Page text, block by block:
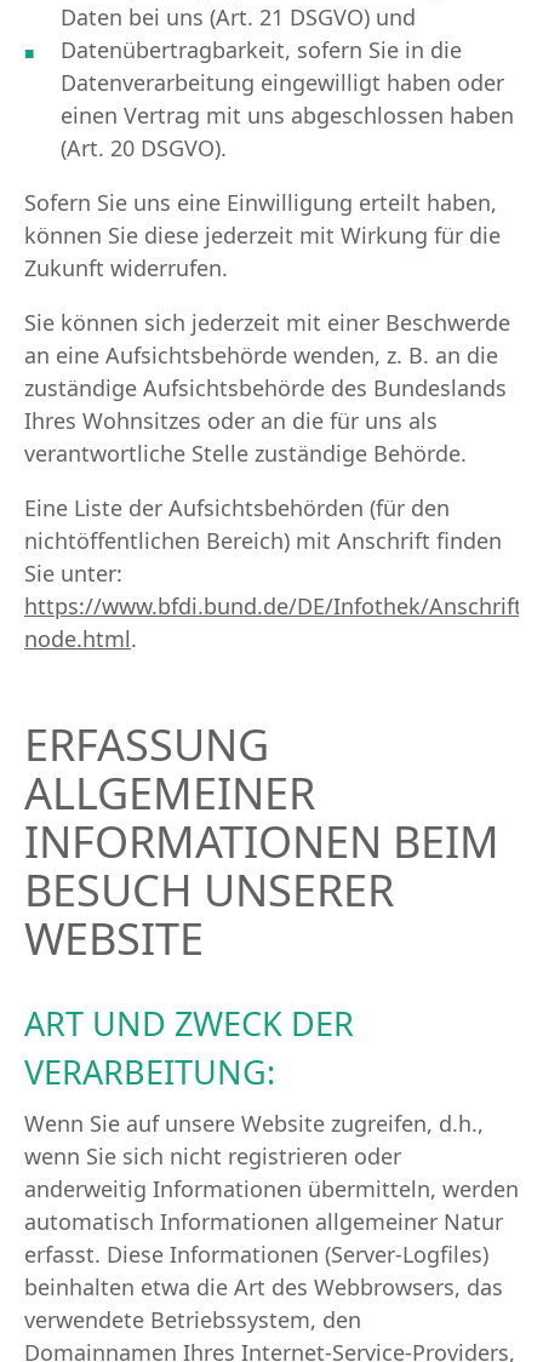
Daten bei uns (Art. 21 DSGVO) und
Datenübertragbarkeit, sofern Sie in die
Datenverarbeitung eingewilligt haben oder
einen Vertrag mit uns abgeschlossen haben
(Art. 20 DSGVO).
Sofern Sie uns eine Einwilligung erteilt haben,
können Sie diese jederzeit mit Wirkung für die
Zukunft widerrufen.
Sie können sich jederzeit mit einer Beschwerde
an eine Aufsichtsbehörde wenden, z. B. an die
zuständige Aufsichtsbehörde des Bundeslands
Ihres Wohnsitzes oder an die für uns als
verantwortliche Stelle zuständige Behörde.
Eine Liste der Aufsichtsbehörden (für den
nichtöffentlichen Bereich) mit Anschrift finden
Sie unter:
https://www.bfdi.bund.de/DE/Infothek/
node.html.
ERFASSUNG
ALLGEMEINER
INFORMATIONEN BEIM
BESUCH UNSERER
WEBSITE
ART UND ZWECK DER
VERARBEITUNG:
Wenn Sie auf unsere Website zugreifen, d.h.,
wenn Sie sich nicht registrieren oder
anderweitig Informationen übermitteln, werden
automatisch Informationen allgemeiner Natur
erfasst. Diese Informationen (Server-Logfiles)
beinhalten etwa die Art des Webbrowsers, das
verwendete Betriebssystem, den
Domainnamen Ihres Internet-Service-Providers,